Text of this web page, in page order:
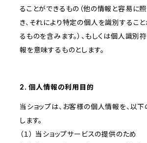
ることができるもの（他の情報と容易に
き、それにより特定の個人を識別するこ
るものを含みます。）、もしくは個人識別
報を意味するものとします。
2. 個人情報の利用目的
当ショップは、お客様の個人情報を、以
します。
（１） 当ショップサービスの提供のため